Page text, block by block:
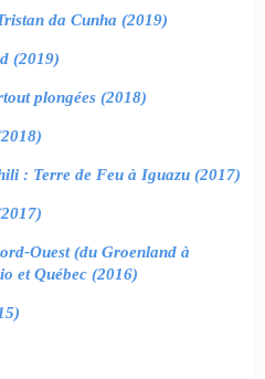
da Cunha (2019)
(2019)
plongées (2018)
: Terre de Feu à Iguazu (2017)
Ouest (du Groenland à
et Québec (2016)